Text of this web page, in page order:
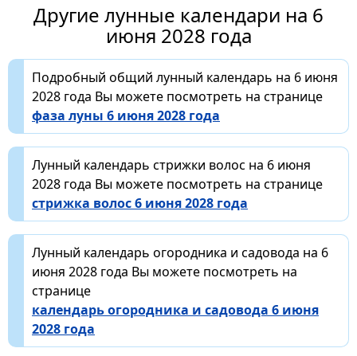
Другие лунные календари на 6
июня 2028 года
Подробный общий лунный календарь на 6 июня
2028 года Вы можете посмотреть на странице
фаза луны 6 июня 2028 года
Лунный календарь стрижки волос на 6 июня
2028 года Вы можете посмотреть на странице
стрижка волос 6 июня 2028 года
Лунный календарь огородника и садовода на 6
июня 2028 года Вы можете посмотреть на
странице
календарь огородника и садовода 6 июня
2028 года